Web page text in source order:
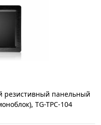
панельный
TG-TPC-104